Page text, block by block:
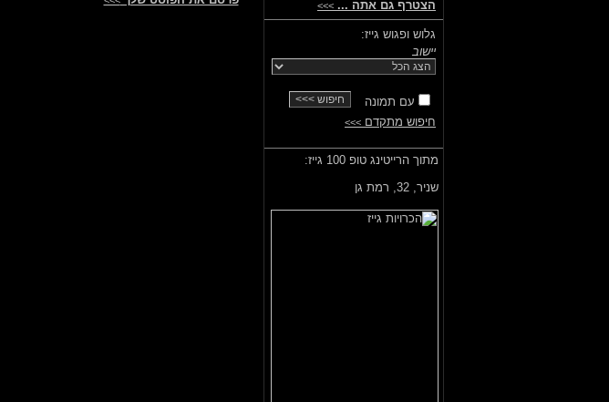
הצטרף גם אתה ... >>>
גלוש ופגוש גייז:
יישוב
עם תמונה
חיפוש מתקדם >>>
מתוך הרייטינג טופ 100 גייז:
שניר, 32, רמת גן